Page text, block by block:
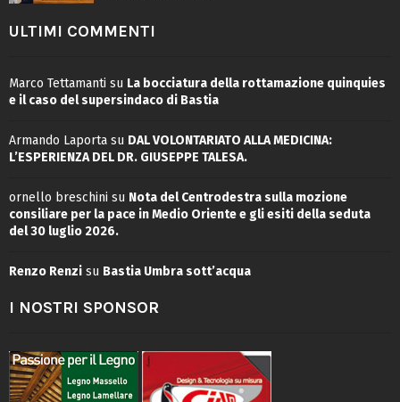
ULTIMI COMMENTI
Marco Tettamanti su La bocciatura della rottamazione quinquies
e il caso del supersindaco di Bastia
Armando Laporta su DAL VOLONTARIATO ALLA MEDICINA:
L’ESPERIENZA DEL DR. GIUSEPPE TALESA.
ornello breschini su Nota del Centrodestra sulla mozione
consiliare per la pace in Medio Oriente e gli esiti della seduta
del 30 luglio 2026.
Renzo Renzi su Bastia Umbra sott’acqua
I NOSTRI SPONSOR